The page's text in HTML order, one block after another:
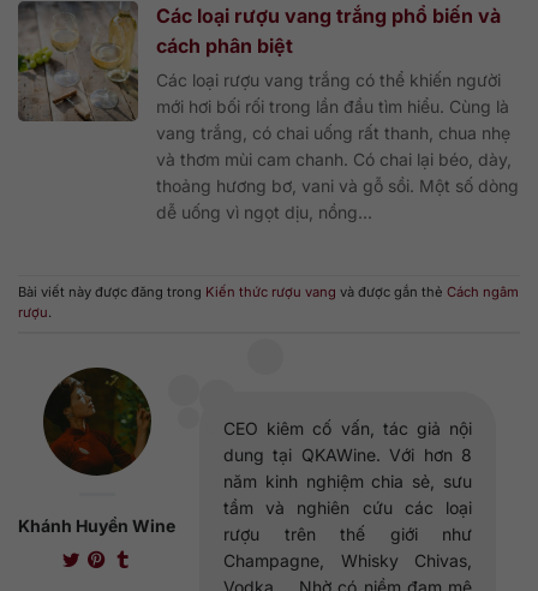
Các loại rượu vang trắng phổ biến và
cách phân biệt
Các loại rượu vang trắng có thể khiến người
mới hơi bối rối trong lần đầu tìm hiểu. Cùng là
vang trắng, có chai uống rất thanh, chua nhẹ
và thơm mùi cam chanh. Có chai lại béo, dày,
thoảng hương bơ, vani và gỗ sồi. Một số dòng
dễ uống vì ngọt dịu, nồng...
Bài viết này được đăng trong Kiến thức rượu vang và được gắn thẻ Cách ngâm
rượu.
Khánh Huyền Wine
CEO kiêm cố vấn, tác giả nội
dung tại QKAWine. Với hơn 8
năm kinh nghiệm chia sẻ, sưu
tầm và nghiên cứu các loại
rượu trên thế giới như
Champagne, Whisky Chivas,
Vodka,... Nhờ có niềm đam mê